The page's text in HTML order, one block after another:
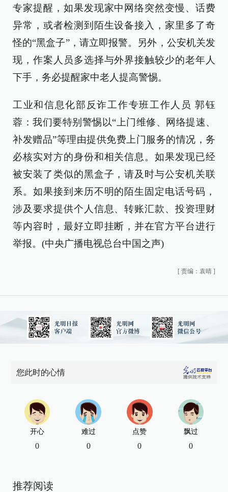
专家提醒，如果发现家中网络突然变慢、话费
异常，或者检测到陌生设备接入，家里多了奇
怪的“黑盒子”，请立即报警。另外，公安机关发
现，作案人员多选择与外界接触较少的老年人
下手，务必提醒家中老人提高警惕。
工业和信息化部反诈工作专班工作人员 郭钰
蓉：我们要特别警惕以“上门维修、网络提速、
补发赠品”等理由提供免费上门服务的情况，务
必核实对方的身份和相关信息。如果发现已经
被安装了类似的黑盒子，请及时与公安机关联
系。如果接到来历不明的陌生固定电话号码，
涉及要求提供个人信息、转账汇款、投资理财
等内容时，最好立即挂断，并在官方平台进行
举报。(中央广播电视总台中国之声)
[ 责编：袁晴 ]
您此时的心情
开心
0
难过
0
点赞
0
飘过
0
推荐阅读